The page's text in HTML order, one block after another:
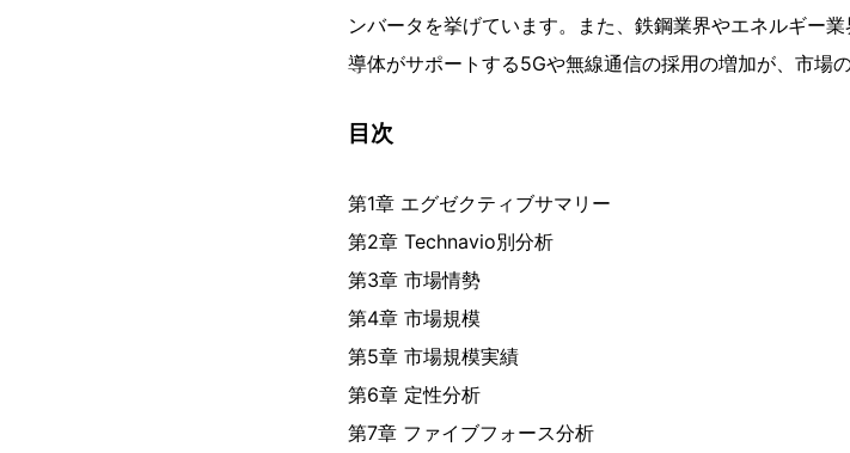
ンバータを挙げています。また、鉄鋼業界やエネルギー
導体がサポートする5Gや無線通信の採用の増加が、市場
目次
第1章 エグゼクティブサマリー
第2章 Technavio別分析
第3章 市場情勢
第4章 市場規模
第5章 市場規模実績
第6章 定性分析
第7章 ファイブフォース分析